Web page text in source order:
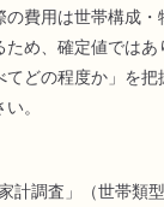
の費用は世帯構成・
め、確定値ではあ
てどの程度か」を
。
計調査」（世帯類型